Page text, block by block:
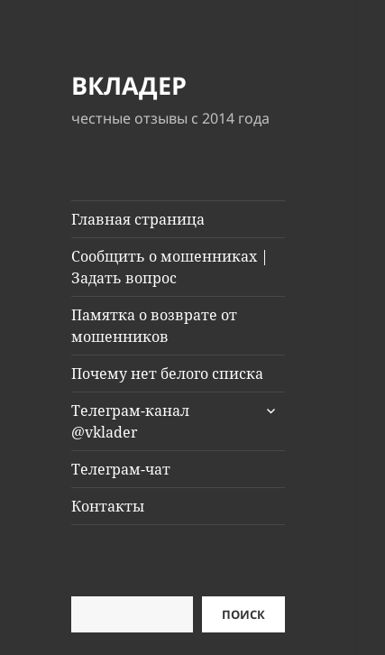
ВКЛАДЕР
честные отзывы с 2014 года
Главная страница
Сообщить о мошенниках |
Задать вопрос
Памятка о возврате от
мошенников
Почему нет белого списка
Телеграм-канал
@vklader
раскрыть
Телеграм-чат
Контакты
ПОИСК